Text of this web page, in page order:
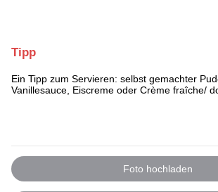
Tipp
Ein Tipp zum Servieren: selbst gemachter
Vanillesauce, Eiscreme oder Crème fraîche/
Foto hochladen